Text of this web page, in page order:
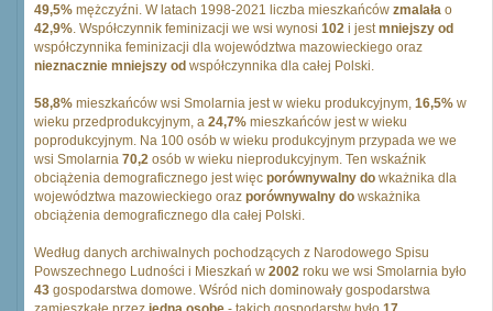
49,5% mężczyźni. W latach 1998-2021 liczba mieszkańców zmalała o
42,9%. Współczynnik feminizacji we wsi wynosi 102 i jestmniejszy od
współczynnika feminizacji dla województwa mazowieckiego oraz
nieznacznie mniejszy od współczynnika dla całej Polski.
58,8% mieszkańców wsi Smolarnia jest w wieku produkcyjnym, 16,5% w
wieku przedprodukcyjnym, a 24,7% mieszkańców jest w wieku
poprodukcyjnym. Na 100 osób w wieku produkcyjnym przypada we we
wsi Smolarnia 70,2 osób w wieku nieprodukcyjnym. Ten wskaźnik
obciążenia demograficznego jest więc porównywalny do wkażnika dla
województwa mazowieckiego oraz porównywalny do wskażnika
obciążenia demograficznego dla całej Polski.
Według danych archiwalnych pochodzących z Narodowego Spisu
Powszechnego Ludności i Mieszkań w 2002 roku we wsi Smolarnia było
43 gospodarstwa domowe. Wśród nich dominowały gospodarstwa